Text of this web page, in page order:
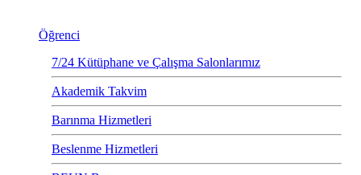
Öğrenci
7/24 Kütüphane ve Çalışma Salonlarımız
Akademik Takvim
Barınma Hizmetleri
Beslenme Hizmetleri